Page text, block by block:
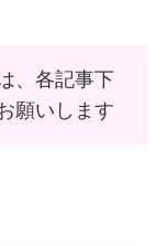
、各記事下
願いします